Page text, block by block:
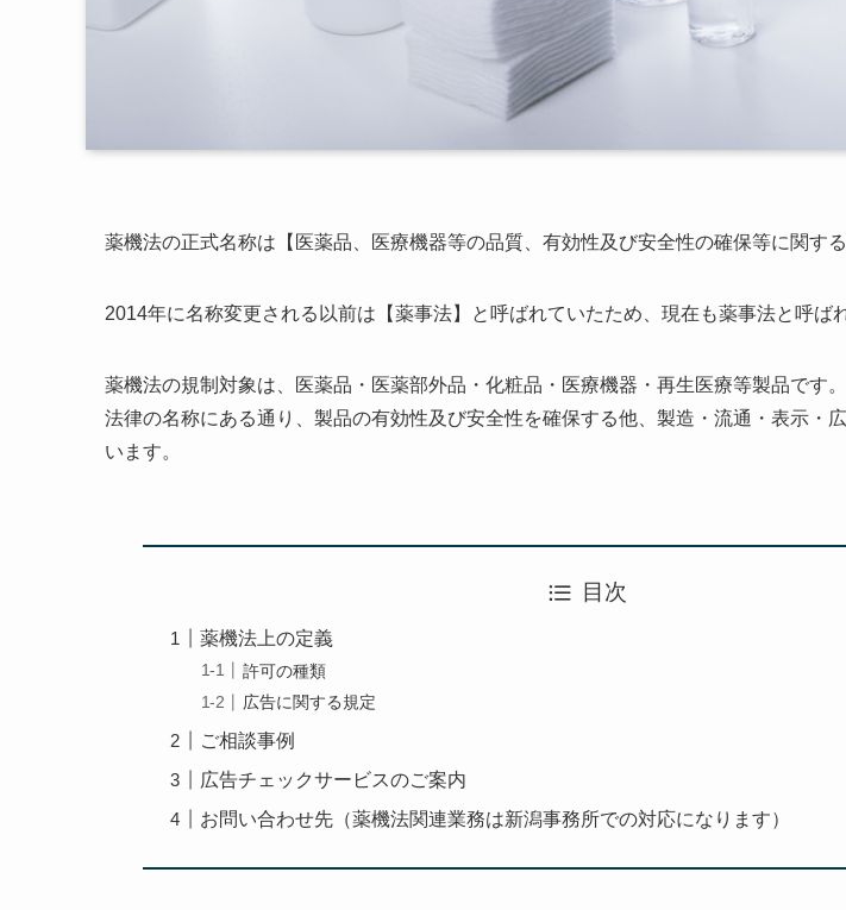
薬機法の正式名称は【医薬品、医療機器等の品質、有効性及び安全性の確保等に関す
2014年に名称変更される以前は【薬事法】と呼ばれていたため、現在も薬事法と呼ば
薬機法の規制対象は、医薬品・医薬部外品・化粧品・医療機器・再生医療等製品です。
法律の名称にある通り、製品の有効性及び安全性を確保する他、製造・流通・表示・
います。
目次
薬機法上の定義
許可の種類
広告に関する規定
ご相談事例
広告チェックサービスのご案内
お問い合わせ先（薬機法関連業務は新潟事務所での対応になります）